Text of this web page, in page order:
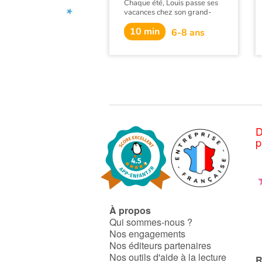
Chaque été, Louis passe ses
vacances chez son grand-
père, qui le régale de tartines
de rillettes pour le goûter.
Tous deux sont très
10 min 6-8 ans
À propos
Qui sommes-nous ?
Nos engagements
Nos éditeurs partenaires
Nos outils d'aide à la lecture